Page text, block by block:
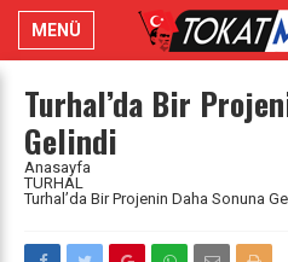
MENÜ
Turhal’da Bir
Gelindi
Anasayfa
TURHAL
Turhal’da Bir Projenin Daha Sonuna